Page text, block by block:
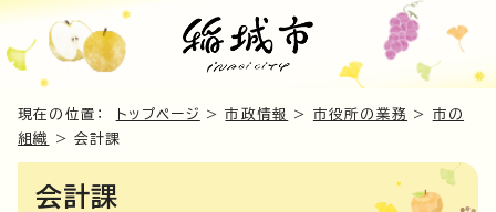
現在の位置： トップページ >市政情報 > 市役所の業務 > 市の
組織
> 会計課
会計課